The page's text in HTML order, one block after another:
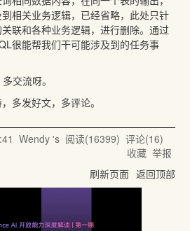
相关业务逻辑，已经省略，此处只针
联和各种业务逻辑，进行删除。通过
很能帮我们干可能涉及到的任务事
交流呀。
多发好文，多评论。
Wendy 's阅读(16399) 评论(16)
收藏 举报
刷新页面 返回顶部